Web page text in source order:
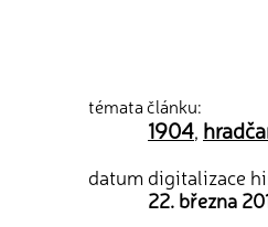
témata článku:
1904
datum digitalizace
22. března